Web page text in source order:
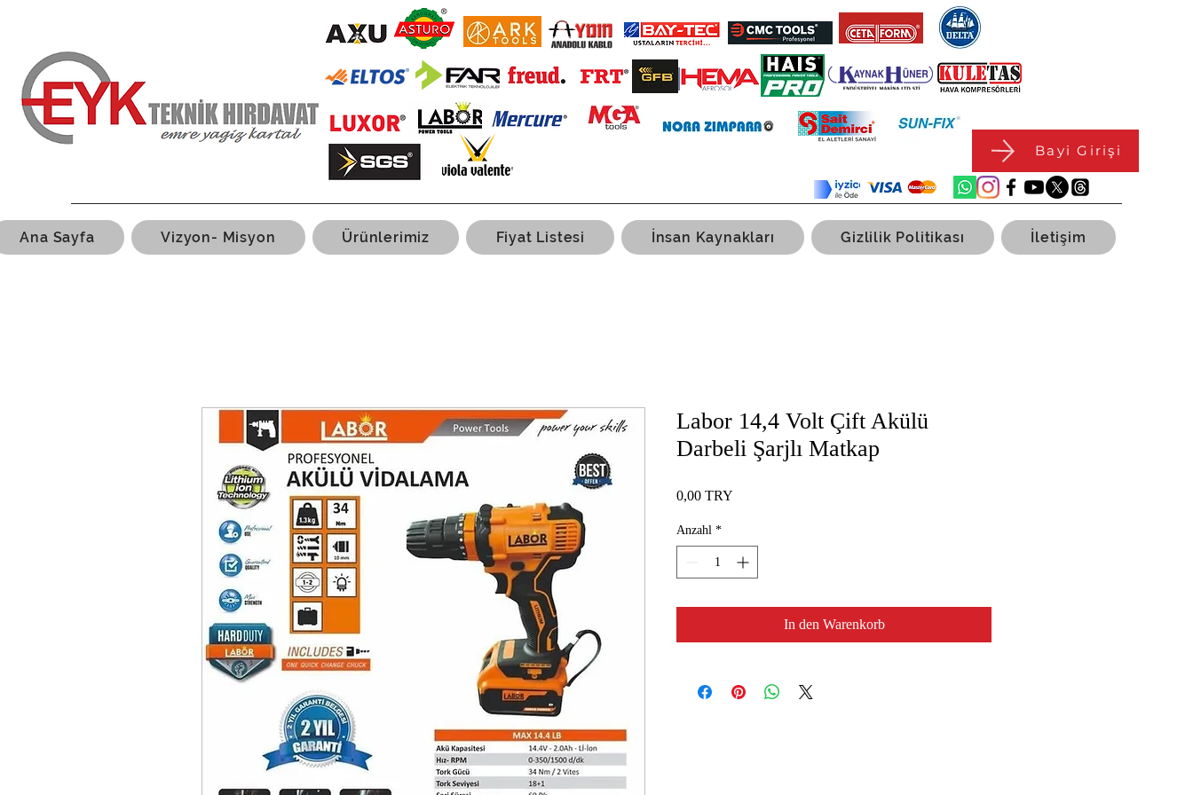
Bayi Girişi
Ana Sayfa Vizyon- Misyon Ürünlerimiz Fiyat Listesi İnsan Kaynakları Gizlilik Politikası İletişim
Labor 14,4 Volt Çift Akülü
Darbeli Şarjlı Matkap
0,00 TRY
Anzahl *
In den Warenkorb